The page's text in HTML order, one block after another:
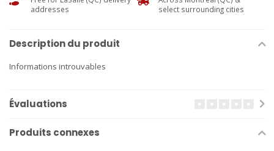
addresses
select surrounding cities
Description du produit
Informations introuvables
Évaluations
Produits connexes